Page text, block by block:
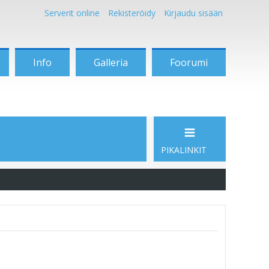
Serverit online Rekisteröidy Kirjaudu sisään
Info Galleria Foorumi
PIKALINKIT